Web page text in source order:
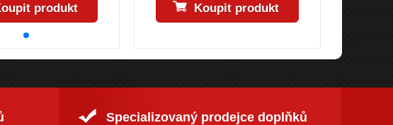
produkt Koupit produkt
Specializovaný prodejce doplňků